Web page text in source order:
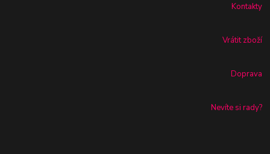
Kontakty
Vrátit zboží
Doprava
Nevíte si rady?